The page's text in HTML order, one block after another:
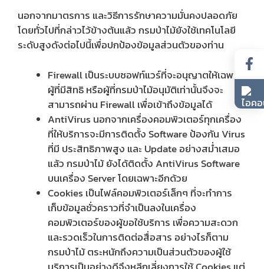
นอกจากมาตรการ และวิธีการรักษาความมั่นคงปลอดภัย
โดยทั่วไปที่กล่าวไว้ข้างต้นแล้ว กรมป่าไม้ยังใช้เทคโนโลยี
ระดับสูงดังต่อไปนี้เพื่อปกป้องข้อมูลส่วนตัวของท่าน
Firewall เป็นระบบซอฟท์แวร์ที่จะอนุญาตให้เฉพาะ
ผู้ที่มีสิทธิ หรือผู้ที่กรมป่าไม้อนุมัติเท่านั้นจึงจะ
สามารถผ่าน Firewall เพื่อเข้าถึงข้อมูลได้
AntiVirus นอกจากเครื่องคอมพิวเตอร์ทุกเครื่อง
ที่ให้บริการจะมีการติดตั้ง Software ป้องกัน Virus
ที่มี ประสิทธิภาพสูง และ Update อย่างสม่ำเสมอ
แล้ว กรมป่าไม้ ยังได้ติดตั้ง AntiVirus Software
บนเครื่อง Server โดยเฉพาะอีกด้วย
Cookies เป็นไฟล์คอมพิวเตอร์เล็กๆ ที่จะทำการ
เก็บข้อมูลชั่วคราวที่จำเป็นลงในเครื่อง
คอมพิวเตอร์ของผู้ขอใช้บริการ เพื่อความสะดวก
และรวดเร็วในการติดต่อสื่อสาร อย่างไรก็ตาม
กรมป่าไม้ ตระหนักถึงความเป็นส่วนตัวของผู้ใช้